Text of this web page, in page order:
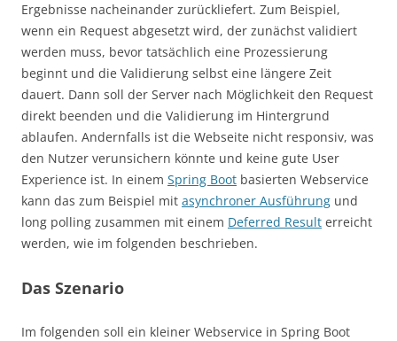
Ergebnisse nacheinander zurückliefert. Zum Beispiel,
wenn ein Request abgesetzt wird, der zunächst validiert
werden muss, bevor tatsächlich eine Prozessierung
beginnt und die Validierung selbst eine längere Zeit
dauert. Dann soll der Server nach Möglichkeit den Request
direkt beenden und die Validierung im Hintergrund
ablaufen. Andernfalls ist die Webseite nicht responsiv, was
den Nutzer verunsichern könnte und keine gute User
Experience ist. In einem Spring Boot basierten Webservice
kann das zum Beispiel mit asynchroner Ausführung und
long polling zusammen mit einem Deferred Result erreicht
werden, wie im folgenden beschrieben.
Das Szenario
Im folgenden soll ein kleiner Webservice in Spring Boot